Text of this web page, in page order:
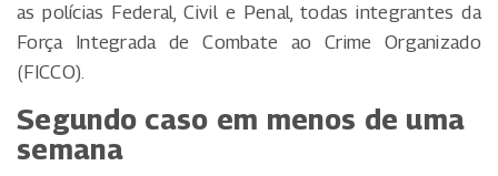
as polícias Federal, Civil e Penal, todas integrantes da
Força Integrada de Combate ao Crime Organizado
(FICCO).
Segundo caso em menos de uma
semana